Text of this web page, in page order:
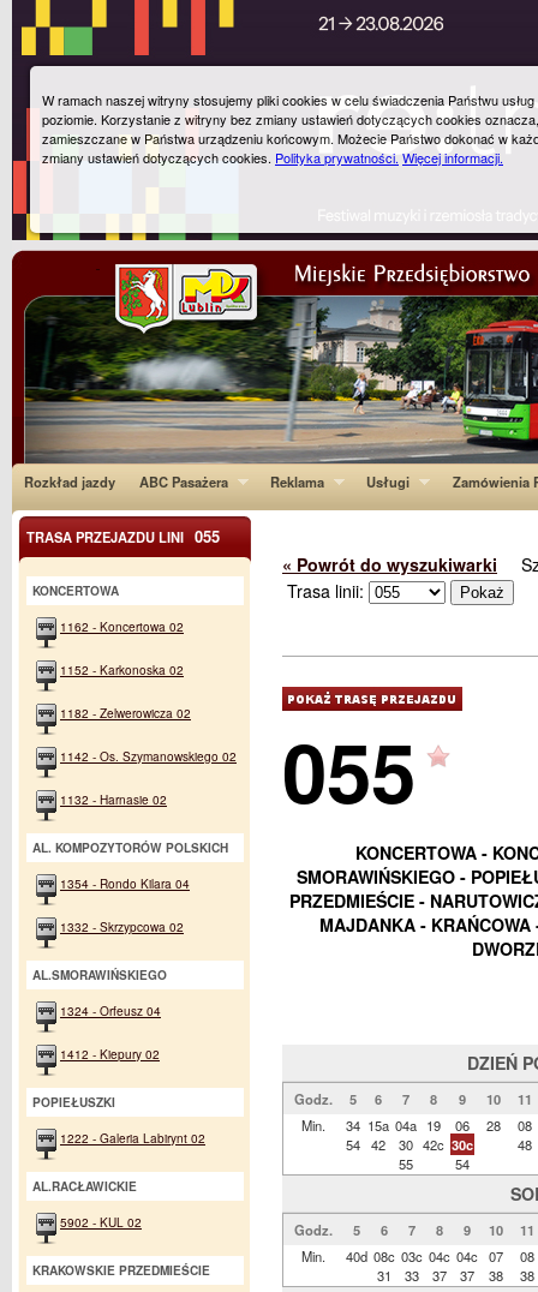
Rozkład jazdy ABC Pasażera Reklama Usługi Zamówienia
« Powrót do wyszukiwarki
Trasa linii:
055
KONCERTOWA -
SMORAWIŃSKIEGO -
PRZEDMIEŚCIE -
MAJDANKA -
DZIEŃ
Godz. 5 6 7 8 9 10
11
Min.
34
54
15a
42
04a
30
55
19
42c
06
30c
54
28
08
48
Godz. 5 6 7 8 9 10
11
Min.
40d 08c
31
03c
33
04c
37
04c
37
07
38
08
38
TRASA PRZEJAZDU LINI 055
KONCERTOWA
1162 - Koncertowa 02
1152 - Karkonoska 02
1182 - Zelwerowicza 02
1142 - Os. Szymanowskiego 02
1132 - Harnasie 02
AL. KOMPOZYTORÓW POLSKICH
1354 - Rondo Kilara 04
1332 - Skrzypcowa 02
AL.SMORAWIŃSKIEGO
1324 - Orfeusz 04
1412 - Kiepury 02
POPIEŁUSZKI
1222 - Galeria Labirynt 02
AL.RACŁAWICKIE
5902 - KUL 02
KRAKOWSKIE PRZEDMIEŚCIE
W ramach naszej witryny stosujemy pliki cookies w celu świadczenia Państwu
poziomie. Korzystanie z witryny bez zmiany ustawień dotyczących cookies
zamieszczane w Państwa urządzeniu końcowym. Możecie Państwo dokonać w
zmiany ustawień dotyczących cookies. Polityka prywatności.Więcej informacji.